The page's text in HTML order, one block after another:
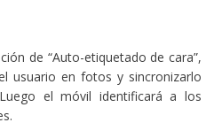
de “Auto-etiquetado de cara”,
usuario en fotos y sincronizarlo
el móvil identificará a los